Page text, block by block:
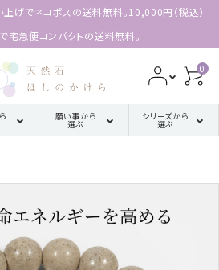
げでネコポスの送料無料。10,000円（税込）
宅急便コンパクトの送料無料。
0
誕生石
誕生石
願い事から
選ぶ
金運・成功・仕事系
健康・癒し・美容系
シリーズから
選ぶ
一体の調